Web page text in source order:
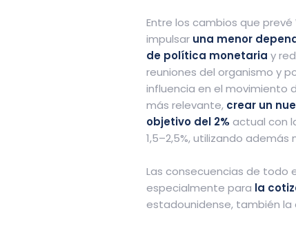
Entre los cambios que
impulsar una menor
de política monetaria y
reuniones del organismo y
influencia en el movimiento
más relevante, crear un
objetivo del 2% actual con
1,5–2,5%, utilizando
Las consecuencias de todo
especialmente para la
estadounidense, también